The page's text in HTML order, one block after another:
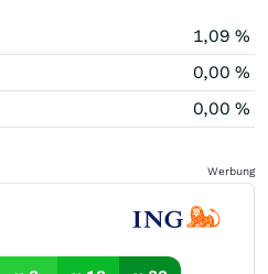
1,09 %
0,00 %
0,00 %
Werbung